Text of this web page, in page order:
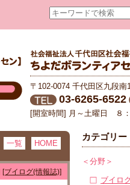
〒102-0074 千代田区九段
03-6265-6522
[開室時間] 月～土曜日 ８
一覧 HOME
[ブイログ(情報誌)]
カテゴリー
＜分野＞
ブイロ